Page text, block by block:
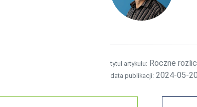
tytuł artykułu: Roczne
data publikacji: 2024-05-20